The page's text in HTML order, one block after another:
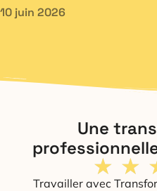
10 juin 2026
Une
★ ★
Travailler avec